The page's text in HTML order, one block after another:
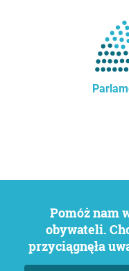
Pomóż nam wzmocnić uczestnictwo
obywateli.
przyciągnęła